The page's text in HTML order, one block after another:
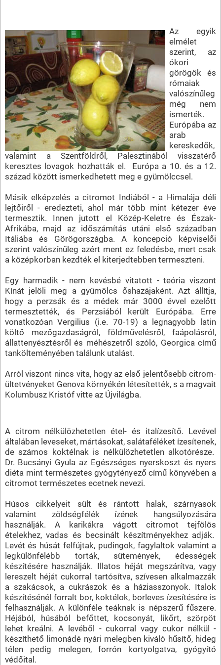
Az egyik
elmélet
szerint, az
ókori
görögök és
rómaiak
valószínűleg
még nem
ismerték.
Európába az
arab
kereskedők,
valamint a Szentföldről, Palesztinából visszatérő
keresztes lovagok hozhatták el. Európa a 10. és a 12.
század között ismerkedhetett meg e gyümölccsel.
Másik elképzelés a citromot Indiából - a Himalája déli
lejtőiről - eredezteti, ahol már több mint kétezer éve
termesztik. Innen jutott el Közép-Keletre és Észak-
Afrikába, majd az időszámítás utáni első században
Itáliába és Görögországba. A koncepció képviselői
szerint valószínűleg azért ment ez feledésbe, mert csak
a középkorban kezdték el kiterjedtebben termeszteni.
Egy harmadik - nem kevésbé vitatott - teória viszont
Kínát jelöli meg a gyümölcs őshazájaként. Azt állítja,
hogy a perzsák és a médek már 3000 évvel ezelőtt
termesztették, és Perzsiából került Európába. Erre
vonatkozóan Vergilius (i.e. 70-19) a legnagyobb latin
költő mezőgazdaságról, földművelésről, faápolásról,
állattenyésztésről és méhészetről szóló, Georgica című
tankölteményében találunk utalást.
Arról viszont nincs vita, hogy az első jelentősebb citrom-
ültetvényeket Genova környékén létesítették, s a magvait
Kolumbusz Kristóf vitte az Újvilágba.
A citrom nélkülözhetetlen étel- és italízesítő. Levével
általában leveseket, mártásokat, salátaféléket ízesítenek,
de számos koktélnak is nélkülözhetetlen alkotórésze.
Dr. Bucsányi Gyula az Egészséges nyerskoszt és nyers
diéta mint természetes gyógytényező című könyvében a
citromot természetes ecetnek nevezi.
Húsos cikkelyeit sült és rántott halak, szárnyasok
valamint zöldségfélék ízének hangsúlyozására
használják. A karikákra vágott citromot tejfölös
ételekhez, vadas és becsinált készítményekhez adják.
Levét és húsát felfújtak, pudingok, fagylaltok valamint a
legkülönfélébb torták, sütemények, édességek
készítésére használják. Illatos héját megszárítva, vagy
lereszelt héját cukorral tartósítva, szívesen alkalmazzák
a szakácsok, a cukrászok és a háziasszonyok. Italok
készítésénél forralt bor, koktélok, borleves ízesítésére is
felhasználják. A különféle teáknak is népszerű fűszere.
Héjából, húsából befőttet, kocsonyát, likőrt, szörpöt
lehet kreálni. A levéből - cukorral vagy cukor nélkül -
készíthető limonádé nyári melegben kiváló hűsítő, hideg
télen pedig melegen, forrón kortyolgatva, gyógyító
védőital.